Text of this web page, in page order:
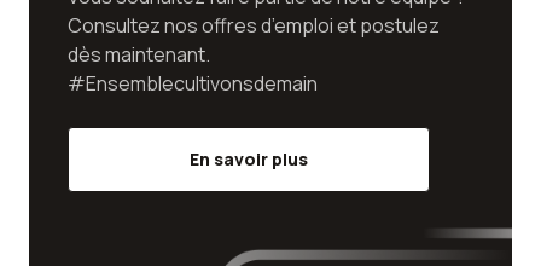
Consultez nos offres d’emploi et postulez
dès maintenant.
#Ensemblecultivonsdemain
En savoir plus